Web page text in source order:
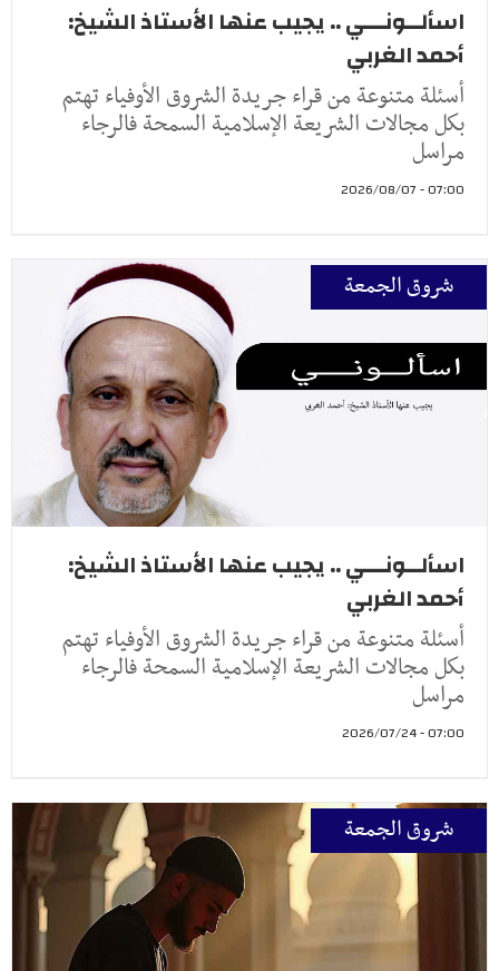
اسألــونـــي .. يجيب عنها الأستاذ الشيخ:
أحمد الغربي
أسئلة متنوعة من قراء جريدة الشروق الأوفياء تهتم
بكل مجالات الشريعة الإسلامية السمحة فالرجاء
مراسل
07:00 - 2026/08/07
شروق الجمعة
اسألــونـــي .. يجيب عنها الأستاذ الشيخ:
أحمد الغربي
أسئلة متنوعة من قراء جريدة الشروق الأوفياء تهتم
بكل مجالات الشريعة الإسلامية السمحة فالرجاء
مراسل
07:00 - 2026/07/24
شروق الجمعة